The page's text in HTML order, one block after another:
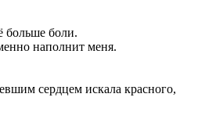
больше боли.
наполнит меня.
сердцем искала красного,